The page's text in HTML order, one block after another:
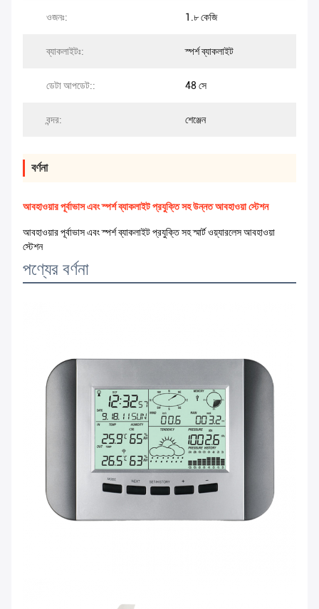
ওজনঃ: 1.৮ কেজি
ব্যাকলাইটঃ: স্পর্শ ব্যাকলাইট
ডেটা আপডেট:: 48 সে
বন্দর: শেঞ্জেন
বর্ণনা
আবহাওয়ার পূর্বাভাস এবং স্পর্শ ব্যাকলাইট প্রযুক্তি সহ উন্নত আবহাওয়া স্টেশন
আবহাওয়ার পূর্বাভাস এবং স্পর্শ ব্যাকলাইট প্রযুক্তি সহ স্মার্ট ওয়্যারলেস আবহাওয়া
স্টেশন
পণ্যের বর্ণনা